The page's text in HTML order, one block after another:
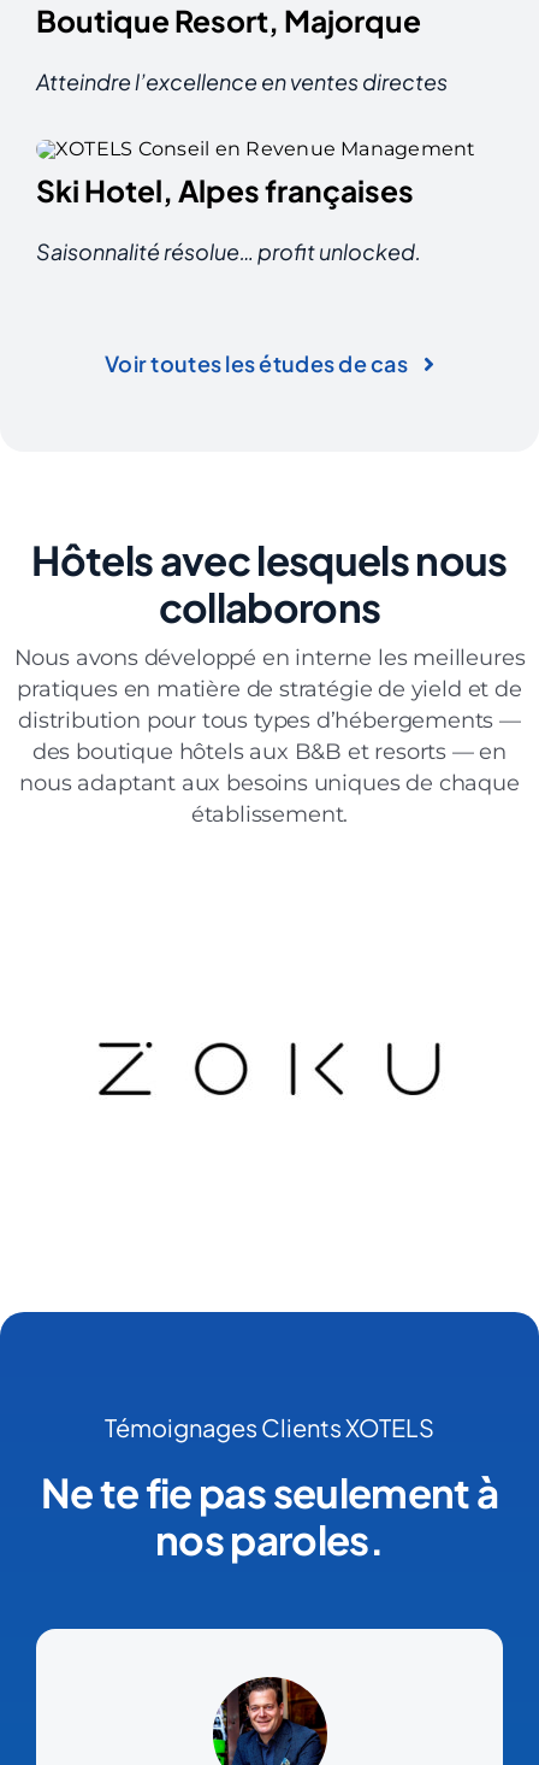
Boutique Resort, Majorque
Atteindre l’excellence en ventes directes
Ski Hotel, Alpes françaises
Saisonnalité résolue… profit unlocked.
Voir toutes les études de cas
Hôtelsavec lesquels nous
collaborons
Nous avons développé en interne les meilleures
pratiques en matière de stratégie de yield et de
distribution pour tous types d’hébergements —
des boutique hôtels aux B&B et resorts — en
nous adaptant aux besoins uniques de chaque
établissement.
Témoignages Clients XOTELS
Ne te fie pas seulement à
nos paroles.